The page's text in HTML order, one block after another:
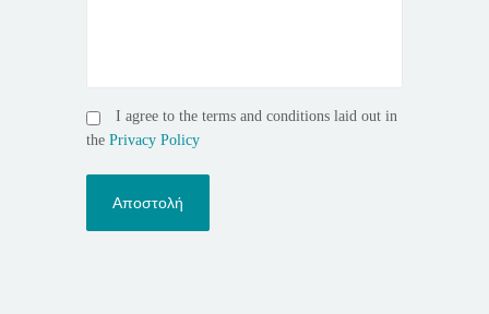
I agree to the terms and conditions laid out in
the Privacy Policy